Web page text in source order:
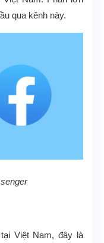
qua kênh này.
Việt Nam, đây là